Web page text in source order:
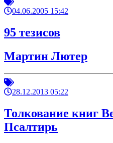
04.06.2005 15:42
95 тезисов
Мартин Лютер
28.12.2013 05:22
Толкование книг
Псалтирь